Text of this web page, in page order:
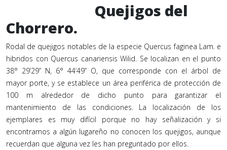
Quejigos del
Chorrero.
Rodal de quejigos notables de la especie Quercus faginea Lam. e
hibridos con Quercus canariensis Wilid. Se localizan en el punto
38° 29’29” N, 6° 44’49” O, que corresponde con el árbol de
mayor porte, y se establece un área periférica de protección de
100 m alrededor de dicho punto para garantizar el
mantenimiento de las condiciones. La localización de los
ejemplares es muy difícil porque no hay señalización y si
encontramos a algún lugareño no conocen los quejigos, aunque
recuerdan que alguna vez les han preguntado por ellos.